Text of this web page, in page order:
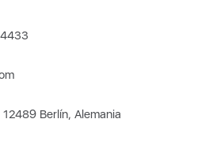
Berlín, Alemania